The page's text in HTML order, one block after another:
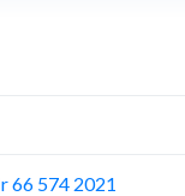
66 574 2021